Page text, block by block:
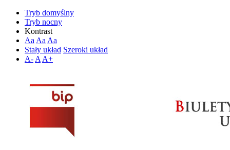
Tryb domyślny
Tryb nocny
Kontrast
Aa Aa Aa
Stały układ Szeroki układ
A- A A+